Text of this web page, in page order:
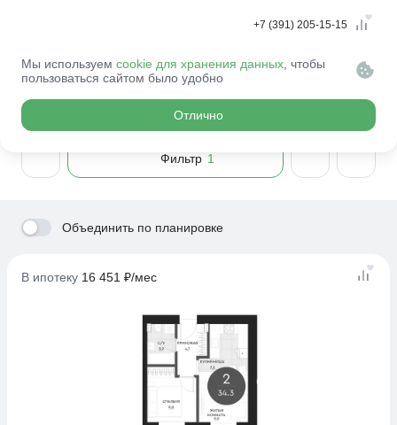
+7 (391) 205-15-15
Мы используем cookie для хранения данных , чтобы
пользоваться сайтом было удобно
Отлично
Главная Квартиры
Выбрать квартиру
Фильтр 1
Объединить по планировке
В ипотеку 16 451 ₽/мес